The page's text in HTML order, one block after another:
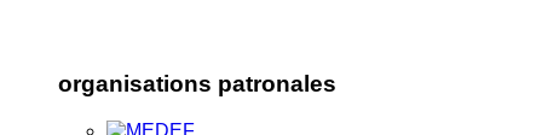
organisations patronales